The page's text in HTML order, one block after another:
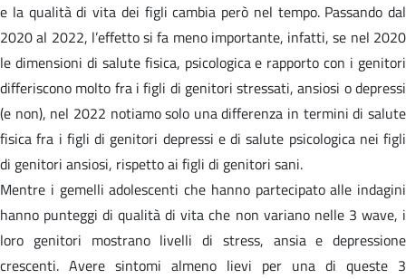
e la qualità di vita dei figli cambia però nel tempo. Passando dal
2020 al 2022, l’effetto si fa meno importante, infatti, se nel 2020
le dimensioni di salute fisica, psicologica e rapporto con i genitori
differiscono molto fra i figli di genitori stressati, ansiosi o depressi
(e non), nel 2022 notiamo solo una differenza in termini di salute
fisica fra i figli di genitori depressi e di salute psicologica nei figli
di genitori ansiosi, rispetto ai figli di genitori sani.
Mentre i gemelli adolescenti che hanno partecipato alle indagini
hanno punteggi di qualità di vita che non variano nelle 3 wave, i
loro genitori mostrano livelli di stress, ansia e depressione
crescenti. Avere sintomi almeno lievi per una di queste 3